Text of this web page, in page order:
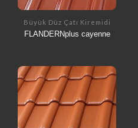
Büyük Düz Çatı Kiremidi
FLANDERNplus cayenne